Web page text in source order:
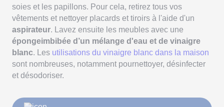
soies et les papillons. Pour cela, retirez tous vos
vêtements et nettoyer placards et tiroirs à l'aide d'un
aspirateur. Lavez ensuite les meubles avec une
épongeimbibée d’un mélange d'eau et de vinaigre
blanc. Les utilisations du vinaigre blanc dans la maison
sont nombreuses, notamment pournettoyer, désinfecter
et désodoriser.